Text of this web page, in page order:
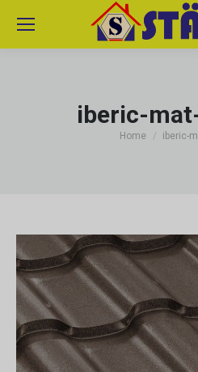
iberic-
You are here:
Home iberic-